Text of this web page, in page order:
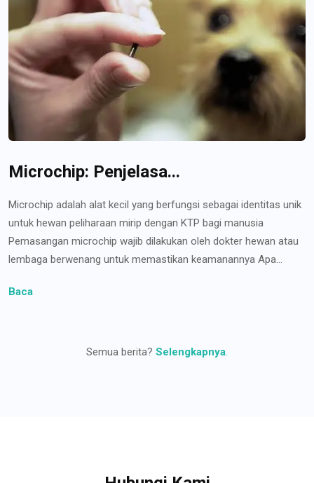
Microchip: Penjelasa...
Microchip adalah alat kecil yang berfungsi sebagai identitas unik
untuk hewan peliharaan mirip dengan KTP bagi manusia
Pemasangan microchip wajib dilakukan oleh dokter hewan atau
lembaga berwenang untuk memastikan keamanannya Apa...
Baca
Semua berita? Selengkapnya.